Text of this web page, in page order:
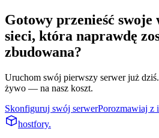
Gotowy przenieść swoje
sieci, która naprawdę
zbudowana?
Uruchom swój pierwszy serwer już
żywo — na nasz koszt.
Skonfiguruj swój serwerPorozmawiaj z
hostfory.